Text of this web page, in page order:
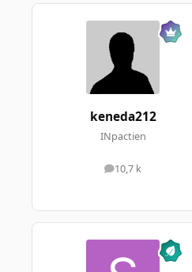
keneda212
INpactien
10,7 k
messages